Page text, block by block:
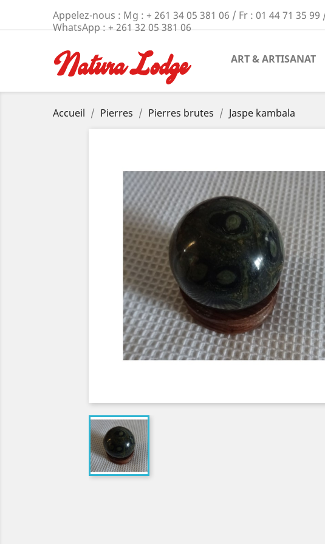
Appelez-nous : Mg : + 261 34 05 381 06 / Fr : 01 44 71 35 99
WhatsApp : + 261 32 05 381 06
ART & ARTISANAT
Accueil Pierres Pierres brutes Jaspe kambala